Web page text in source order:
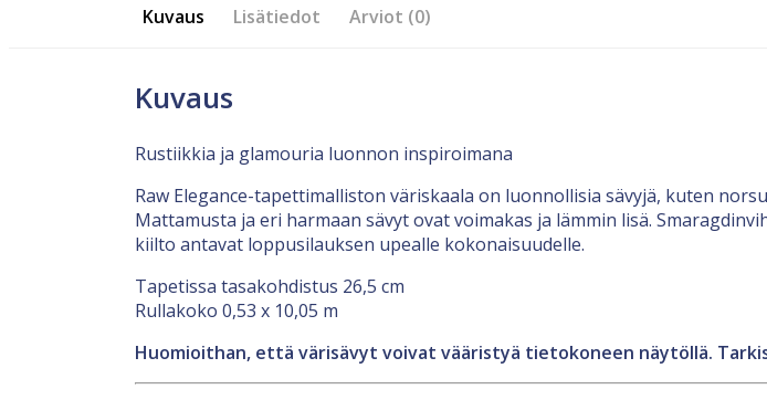
Kuvaus Lisätiedot Arviot (0)
Kuvaus
Rustiikkia ja glamouria luonnon inspiroimana
Raw Elegance-tapettimalliston väriskaala on luonnollisia sävyjä, kuten
Mattamusta ja eri harmaan sävyt ovat voimakas ja lämmin lisä.
kiilto antavat loppusilauksen upealle kokonaisuudelle.
Tapetissa tasakohdistus 26,5 cm
Rullakoko 0,53 x 10,05 m
Huomioithan, että värisävyt voivat vääristyä tietokoneen näytöllä.